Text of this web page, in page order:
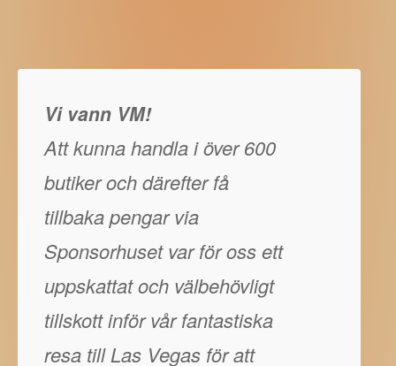
Vi vann VM!
Att kunna handla i över 600
butiker och därefter få
tillbaka pengar via
Sponsorhuset var för oss ett
uppskattat och välbehövligt
tillskott inför vår fantastiska
resa till Las Vegas för att